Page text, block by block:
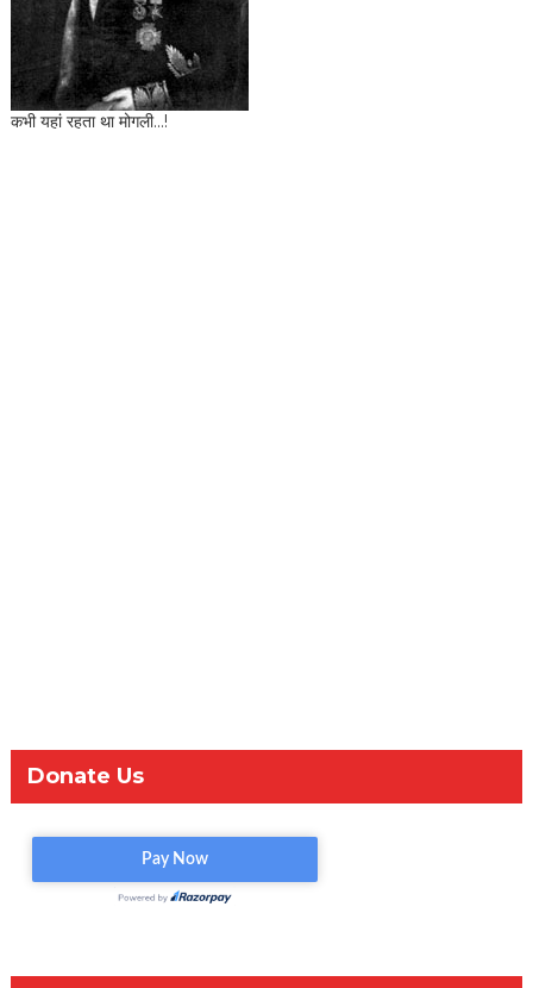
कभी यहां रहता था मोगली...!
Donate Us